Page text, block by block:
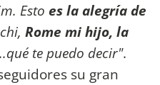
Esto es la alegría de
Rome mi hijo, la
te puedo decir".
su gran